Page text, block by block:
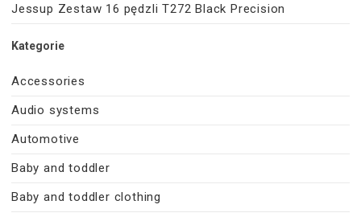
Jessup Zestaw 16 pędzli T272 Black Precision
Kategorie
Accessories
Audio systems
Automotive
Baby and toddler
Baby and toddler clothing